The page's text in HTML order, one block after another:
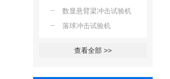
数显悬臂梁冲击试验机
落球冲击试验机
查看全部 >>